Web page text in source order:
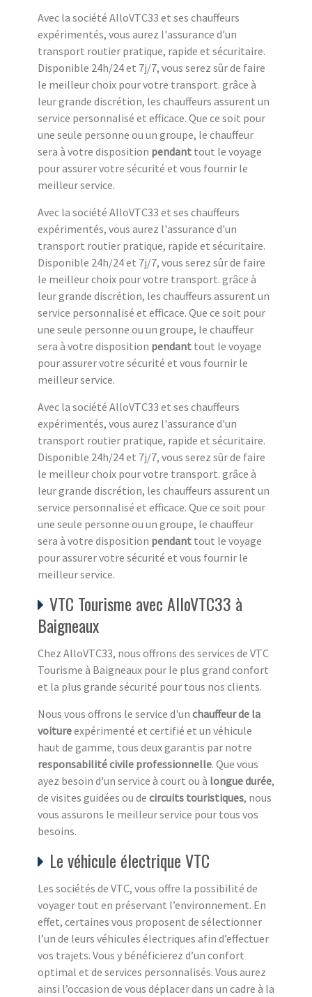
Avec la société AlloVTC33 et ses chauffeurs
expérimentés, vous aurez l'assurance d'un
transport routier pratique, rapide et sécuritaire.
Disponible 24h/24 et 7j/7, vous serez sûr de faire
le meilleur choix pour votre transport. grâce à
leur grande discrétion, les chauffeurs assurent un
service personnalisé et efficace. Que ce soit pour
une seule personne ou un groupe, le chauffeur
sera à votre disposition pendant tout le voyage
pour assurer votre sécurité et vous fournir le
meilleur service.
Avec la société AlloVTC33 et ses chauffeurs
expérimentés, vous aurez l'assurance d'un
transport routier pratique, rapide et sécuritaire.
Disponible 24h/24 et 7j/7, vous serez sûr de faire
le meilleur choix pour votre transport. grâce à
leur grande discrétion, les chauffeurs assurent un
service personnalisé et efficace. Que ce soit pour
une seule personne ou un groupe, le chauffeur
sera à votre disposition pendant tout le voyage
pour assurer votre sécurité et vous fournir le
meilleur service.
Avec la société AlloVTC33 et ses chauffeurs
expérimentés, vous aurez l'assurance d'un
transport routier pratique, rapide et sécuritaire.
Disponible 24h/24 et 7j/7, vous serez sûr de faire
le meilleur choix pour votre transport. grâce à
leur grande discrétion, les chauffeurs assurent un
service personnalisé et efficace. Que ce soit pour
une seule personne ou un groupe, le chauffeur
sera à votre disposition pendant tout le voyage
pour assurer votre sécurité et vous fournir le
meilleur service.
VTC Tourisme avec AlloVTC33 à
Baigneaux
Chez AlloVTC33, nous offrons des services de VTC
Tourisme à Baigneaux pour le plus grand confort
et la plus grande sécurité pour tous nos clients.
Nous vous offrons le service d'un chauffeur de la
voitureexpérimenté et certifié et un véhicule
haut de gamme, tous deux garantis par notre
responsabilité civile professionnelle. Que vous
ayez besoin d'un service à court ou à longue durée,
de visites guidées ou de circuits touristiques, nous
vous assurons le meilleur service pour tous vos
besoins.
Le véhicule électrique VTC
Les sociétés de VTC, vous offre la possibilité de
voyager tout en préservant l’environnement. En
effet, certaines vous proposent de sélectionner
l’un de leurs véhicules électriques afin d’effectuer
vos trajets. Vous y bénéficierez d’un confort
optimal et de services personnalisés. Vous aurez
ainsi l’occasion de vous déplacer dans un cadre à la